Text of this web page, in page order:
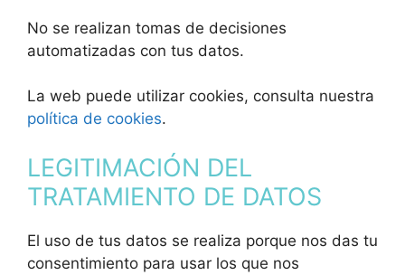
No se realizan tomas de decisiones
automatizadas con tus datos.
La web puede utilizar cookies, consulta nuestra
política de cookies.
LEGITIMACIÓN DEL
TRATAMIENTO DE DATOS
El uso de tus datos se realiza porque nos das tu
consentimiento para usar los que nos